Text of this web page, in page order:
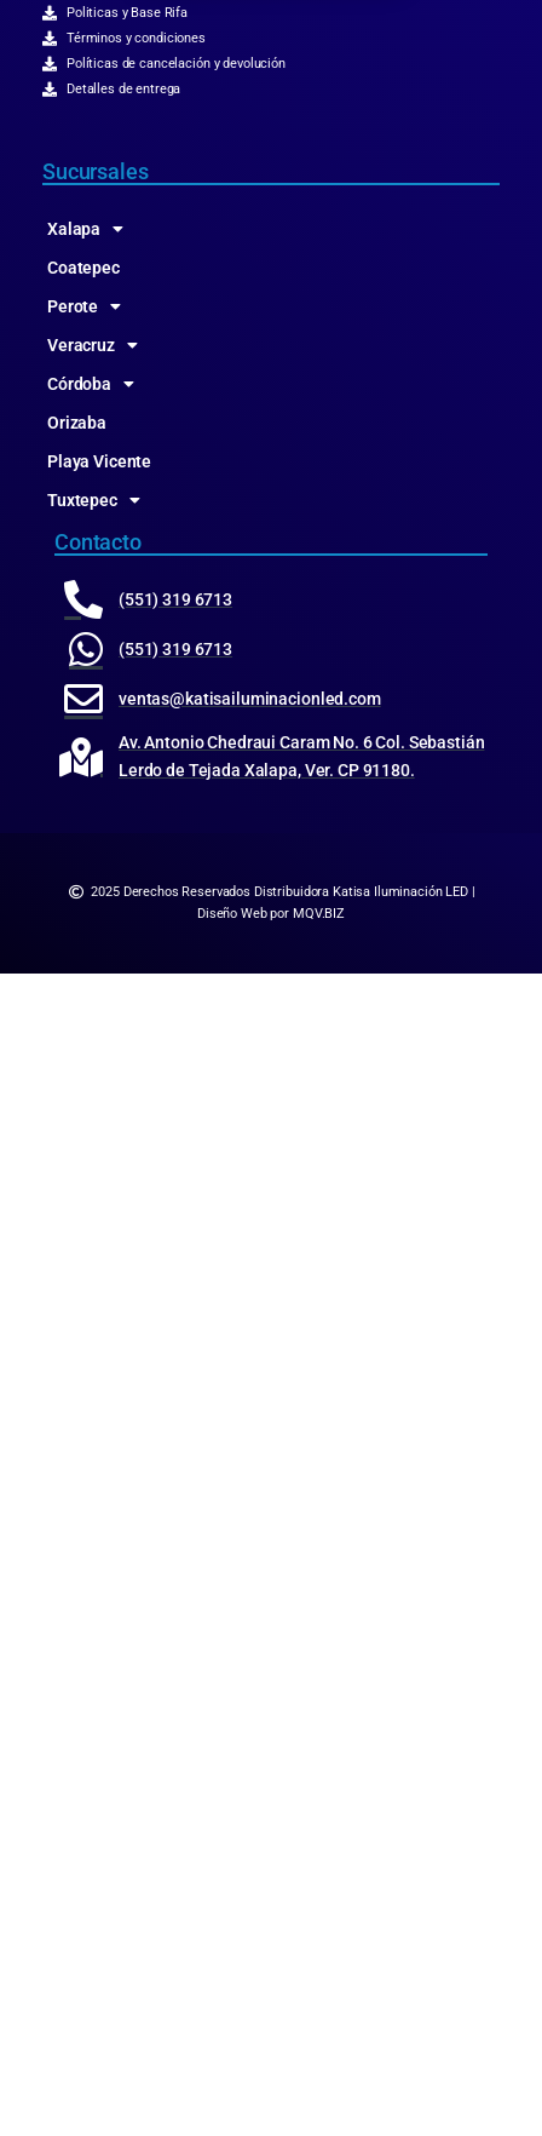
Politicas y Base Rifa
Términos y condiciones
Políticas de cancelación y devolución
Detalles de entrega
Sucursales
Xalapa
Coatepec
Perote
Veracruz
Córdoba
Orizaba
Playa Vicente
Tuxtepec
Contacto
(551) 319 6713
(551) 319 6713
ventas@katisailuminacionled.com
Av. Antonio Chedraui Caram No. 6 Col. Sebastián
Lerdo de Tejada Xalapa, Ver. CP 91180.
2025 Derechos Reservados Distribuidora Katisa Iluminación LED |
Diseño Web por MQV.BIZ